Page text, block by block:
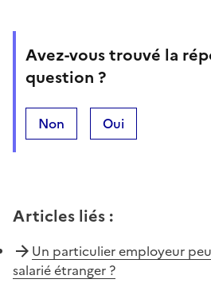
Avez-vous trouvé la
question ?
Non Oui
Articles liés :
Un particulier employeur
salarié étranger ?